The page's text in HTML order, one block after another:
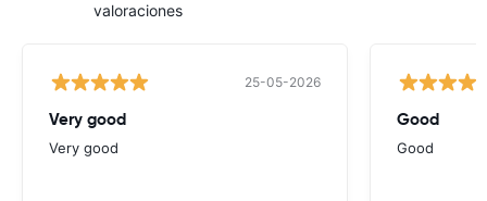
valoraciones
25-05-2026
Very good
Very good
Good
Good